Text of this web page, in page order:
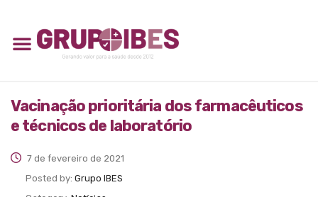
Vacinação prioritária dos farmacêuticos
e técnicos de laboratório
7 de fevereiro de 2021
Posted by: Grupo IBES